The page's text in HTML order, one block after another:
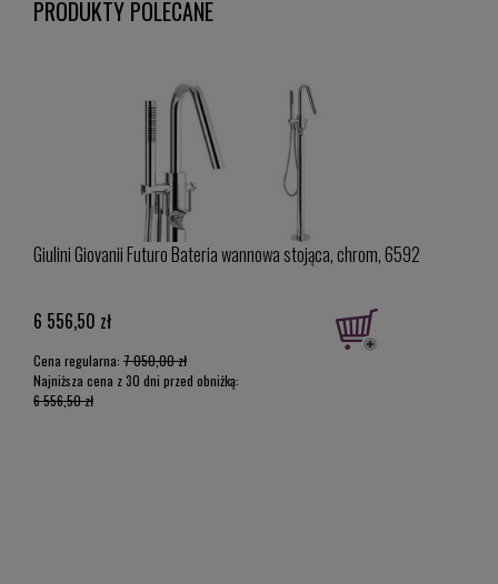
PRODUKTY POLECANE
Giulini Giovanii Futuro Bateria wannowa stojąca, chrom, 6592
6 556,50 zł
Cena regularna: 7 050,00 zł
Najniższa cena z 30 dni przed obniżką:
6 556,50 zł